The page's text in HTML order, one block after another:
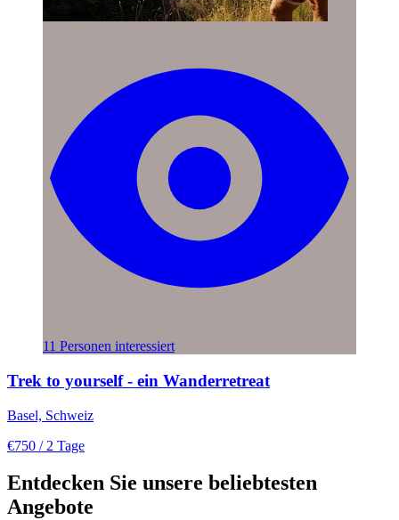
11 Personen interessiert
Trek to yourself - ein Wanderretreat
Basel, Schweiz
€750 / 2 Tage
Entdecken Sie unsere beliebtesten
Angebote